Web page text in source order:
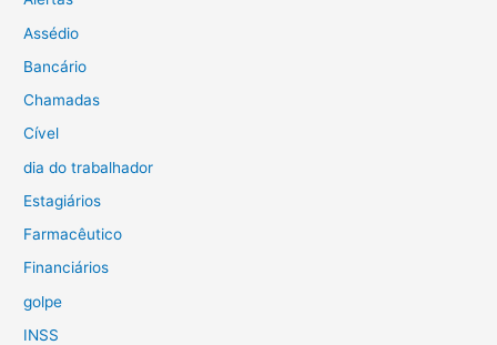
Assédio
Bancário
Chamadas
Cível
dia do trabalhador
Estagiários
Farmacêutico
Financiários
golpe
INSS